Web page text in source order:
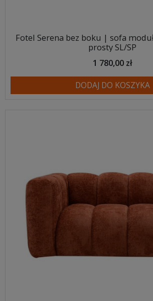
Fotel Serena bez boku | sofa
prosty SL/SP
1 780,00 zł
DODAJ DO KOSZYKA